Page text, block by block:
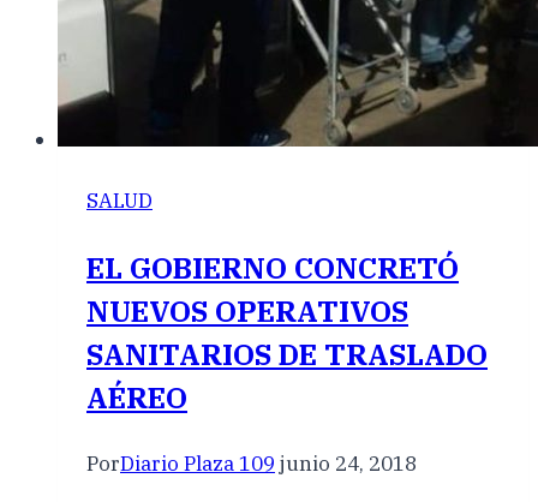
SALUD
EL GOBIERNO CONCRETÓ
NUEVOS OPERATIVOS
SANITARIOS DE TRASLADO
AÉREO
PorDiario Plaza 109 junio 24, 2018